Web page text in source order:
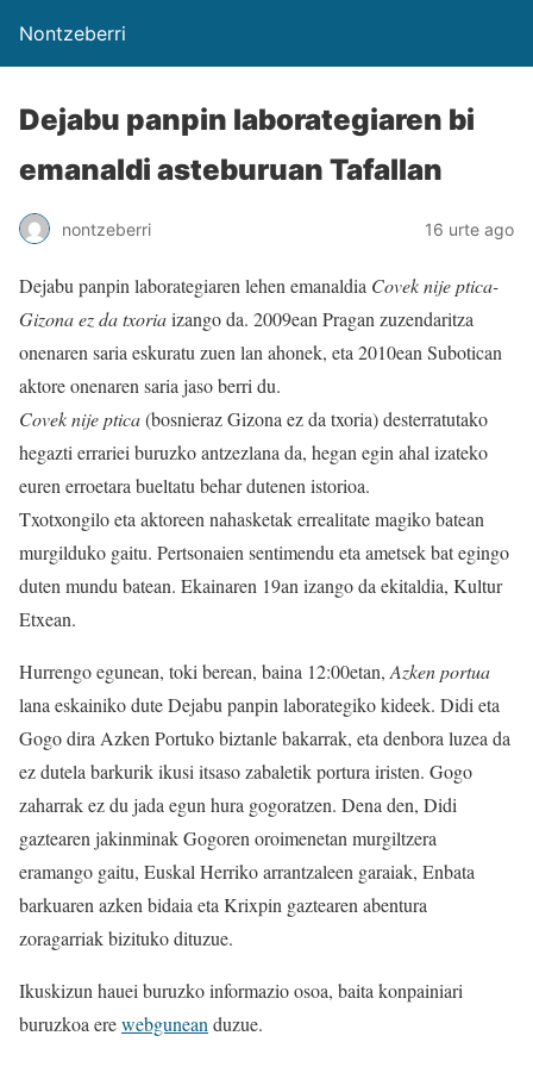
Nontzeberri
Dejabu panpin laborategiaren bi
emanaldi asteburuan Tafallan
nontzeberri 16 urte ago
Dejabu panpin laborategiaren lehen emanaldia Covek nije ptica-
Gizona ez da txoriaizango da. 2009ean Pragan zuzendaritza
onenaren saria eskuratu zuen lan ahonek, eta 2010ean Subotican
aktore onenaren saria jaso berri du.
Covek nije ptica(bosnieraz Gizona ez da txoria) desterratutako
hegazti errariei buruzko antzezlana da, hegan egin ahal izateko
euren erroetara bueltatu behar dutenen istorioa.
Txotxongilo eta aktoreen nahasketak errealitate magiko batean
murgilduko gaitu. Pertsonaien sentimendu eta ametsek bat egingo
duten mundu batean. Ekainaren 19an izango da ekitaldia, Kultur
Etxean.
Hurrengo egunean, toki berean, baina 12:00etan, Azken portua
lana eskainiko dute Dejabu panpin laborategiko kideek. Didi eta
Gogo dira Azken Portuko biztanle bakarrak, eta denbora luzea da
ez dutela barkurik ikusi itsaso zabaletik portura iristen. Gogo
zaharrak ez du jada egun hura gogoratzen. Dena den, Didi
gaztearen jakinminak Gogoren oroimenetan murgiltzera
eramango gaitu, Euskal Herriko arrantzaleen garaiak, Enbata
barkuaren azken bidaia eta Krixpin gaztearen abentura
zoragarriak bizituko dituzue.
Ikuskizun hauei buruzko informazio osoa, baita konpainiari
buruzkoa erewebgunean duzue.